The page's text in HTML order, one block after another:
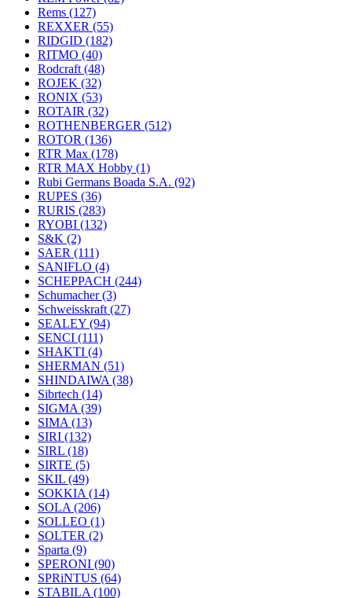
Rems (127)
REXXER (55)
RIDGID (182)
RITMO (40)
Rodcraft (48)
ROJEK (32)
RONIX (53)
ROTAIR (32)
ROTHENBERGER (512)
ROTOR (136)
RTR Max (178)
RTR MAX Hobby (1)
Rubi Germans Boada S.A. (92)
RUPES (36)
RURIS (283)
RYOBI (132)
S&K (2)
SAER (111)
SANIFLO (4)
SCHEPPACH (244)
Schumacher(3)
Schweisskraft (27)
SEALEY (94)
SENCI (111)
SHAKTI (4)
SHERMAN (51)
SHINDAIWA (38)
Sibrtech (14)
SIGMA (39)
SIMA (13)
SIRI (132)
SIRL (18)
SIRTE (5)
SKIL (49)
SOKKIA (14)
SOLA (206)
SOLLEO (1)
SOLTER (2)
Sparta (9)
SPERONI (90)
SPRiNTUS (64)
STABILA (100)